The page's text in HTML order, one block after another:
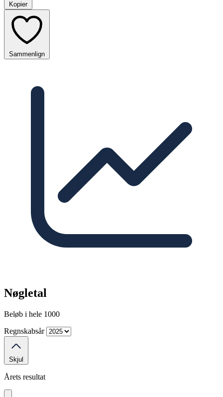
Kopier
Sammenlign
Nøgletal
Beløb i hele 1000
Regnskabsår
Skjul
Årets resultat